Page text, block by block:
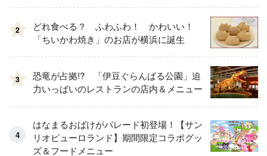
2
どれ食べる？ ふわふわ！ かわいい！
「ちいかわ焼き」のお店が横浜に誕生
3
恐竜が占拠!? 「伊豆ぐらんぱる公園」迫
力いっぱいのレストランの店内＆メニュー
はなまるおばけがパレード初登場！【サン
リオピューロランド】期間限定コラボグッ
ズ＆フードメニュー